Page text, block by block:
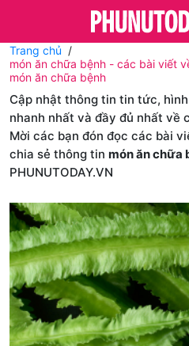
Trang chủ
món ăn chữa bệnh - các bài viết
món ăn chữa bệnh
Cập nhật thông tin tin tức,
nhanh nhất và đầy đủ nhất về
Mời các bạn đón đọc các bài
chia sẻ thông tin món ăn chữa
PHUNUTODAY.VN